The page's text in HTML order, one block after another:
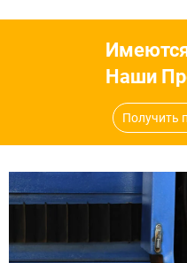
Наши
Получить